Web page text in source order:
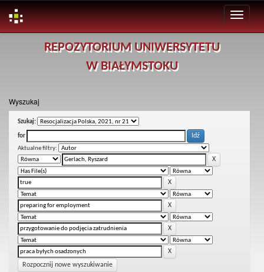
REPOZYTORIUM UNIWERSYTETU
W BIAŁYMSTOKU
Wyszukaj
Szukaj:
for
Aktualne filtry:
Rozpocznij nowe wyszukiwanie